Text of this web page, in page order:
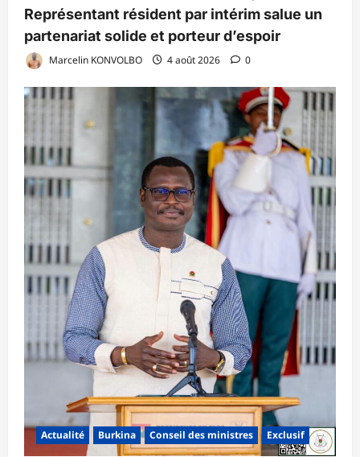
Représentant résident par intérim salue un
partenariat solide et porteur d’espoir
Marcelin KONVOLBO 4 août 2026 0
Actualité Burkina Conseil des ministres Exclusif